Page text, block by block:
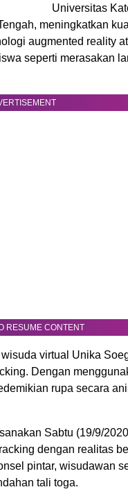
Universitas
meningkatkan
augmented reality
seperti merasakan
RESUME CONTENT
virtual Unika
Dengan
rupa secara
Sabtu (19/9/
dengan realitas
pintar, wisudawan
tali toga.